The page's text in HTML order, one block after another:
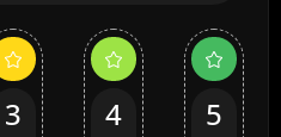
3 4 5